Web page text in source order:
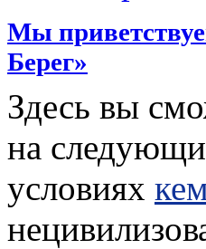
Мы
Берег»
Здесь вы
на
условиях